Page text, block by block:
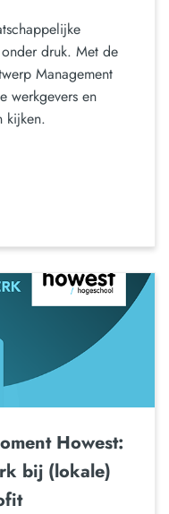
druk. Met de
Management
werkgevers en
kijken.
Howest:
bij (lokale)